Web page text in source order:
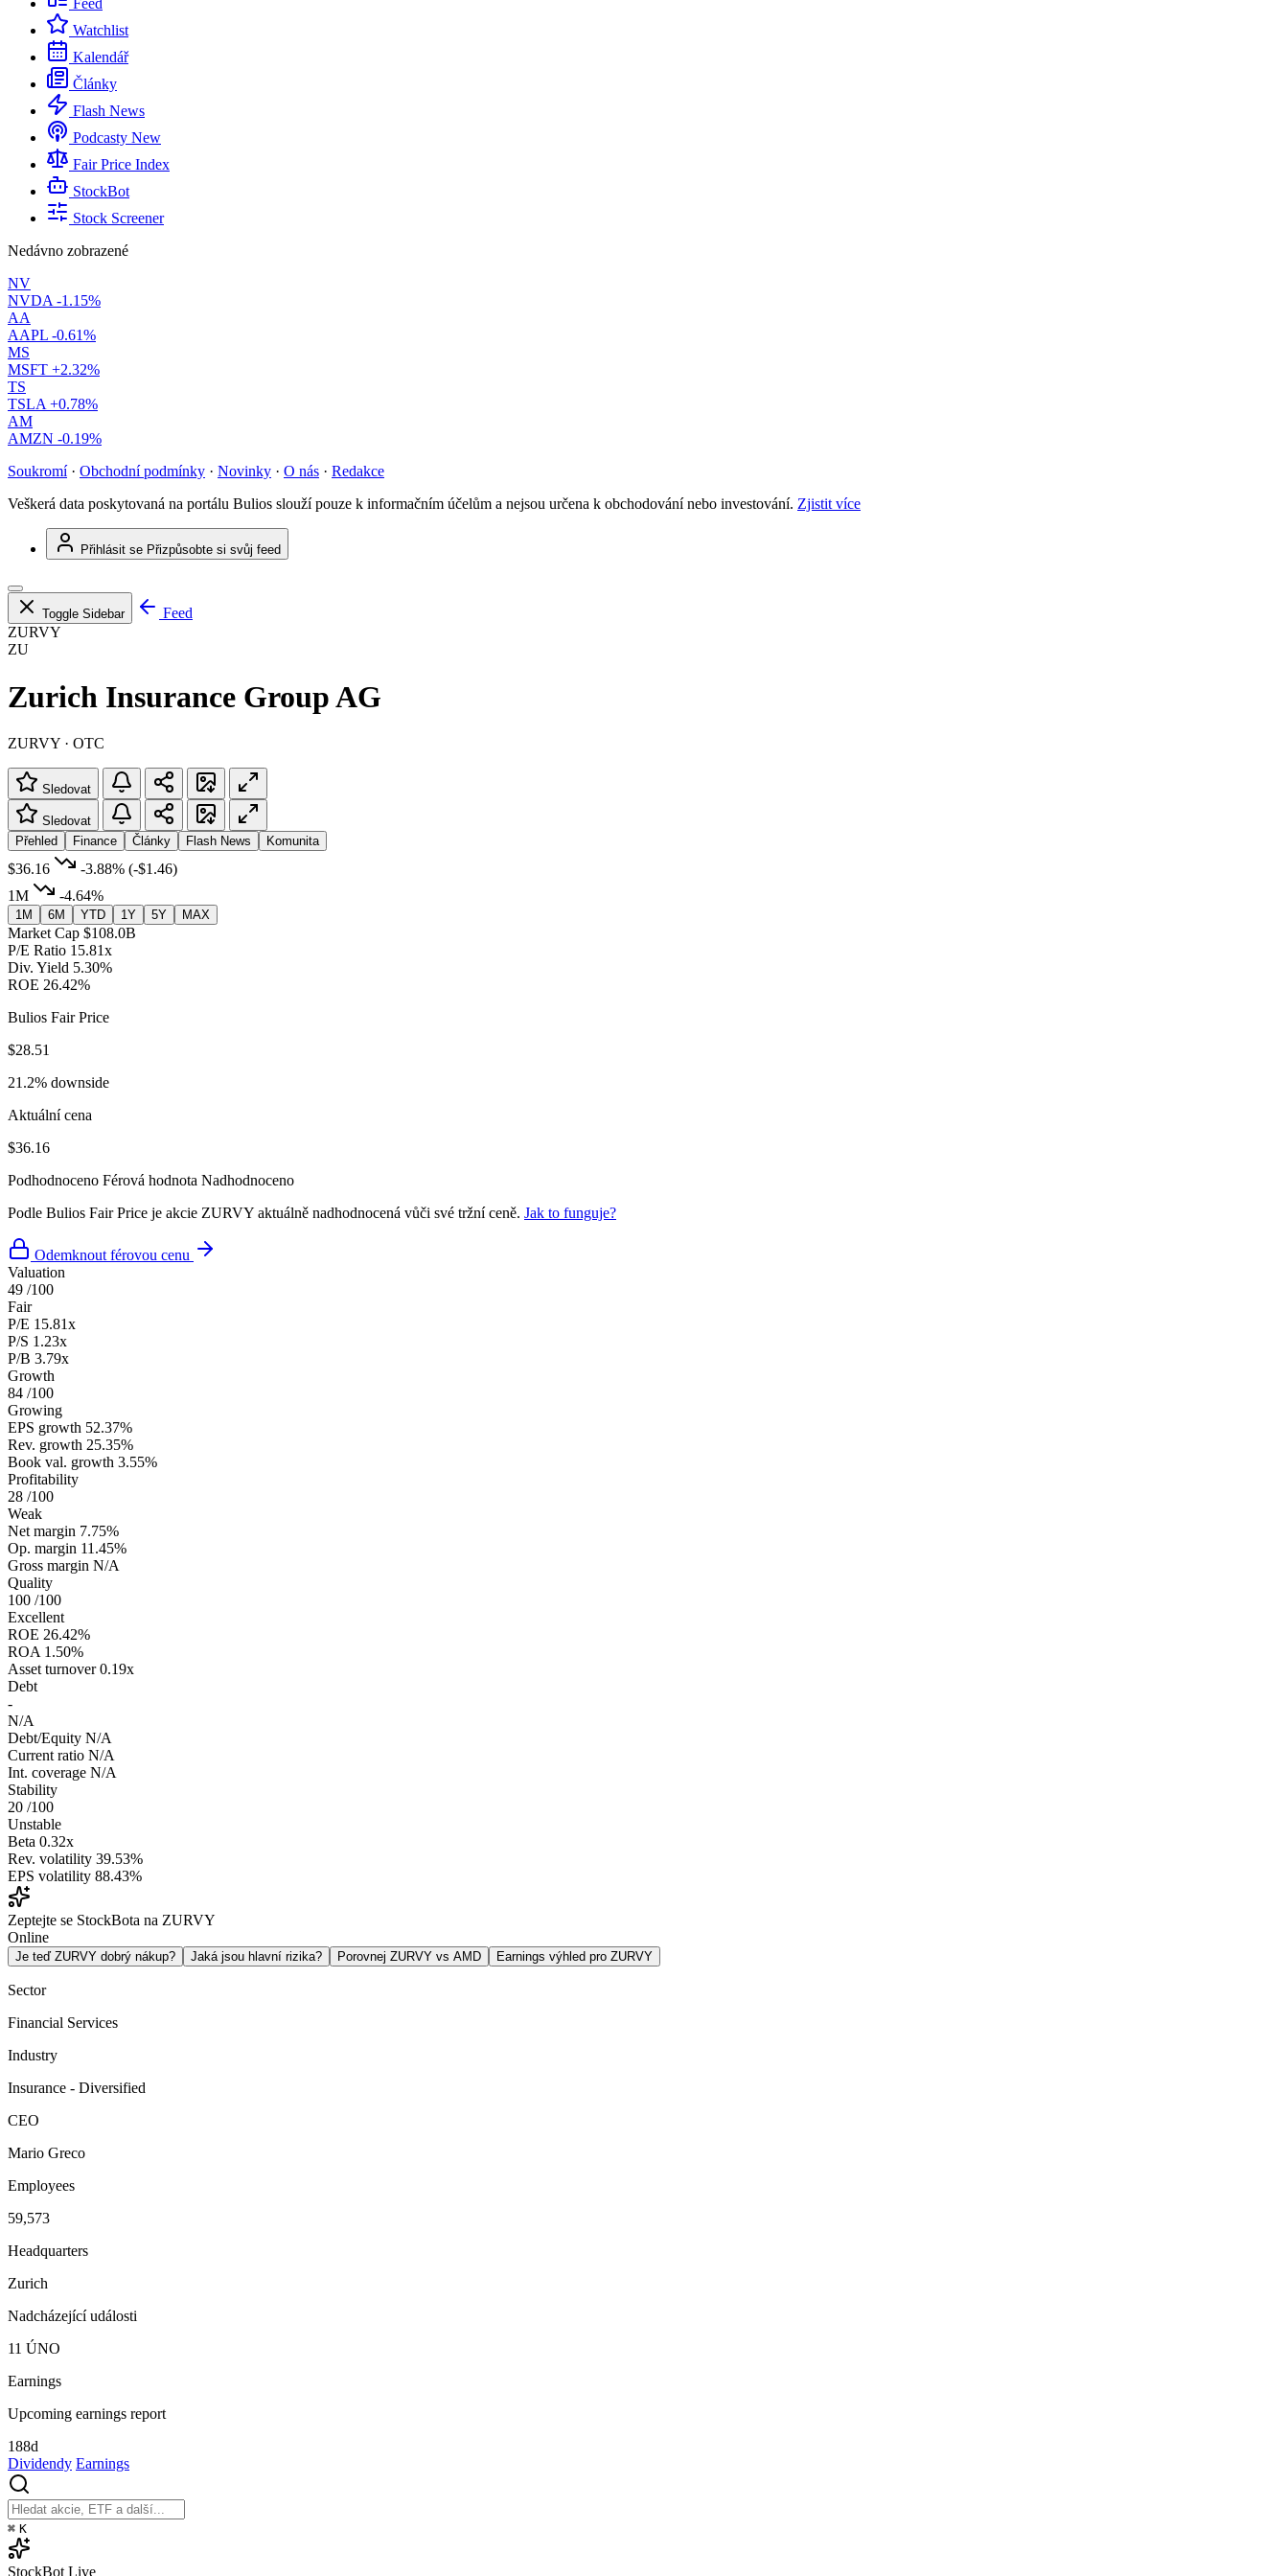
Feed
Watchlist
Kalendář
Články
Flash News
Podcasty New
Fair Price Index
StockBot
Stock Screener
Nedávno zobrazené
NV
NVDA -1.15%
AA
AAPL -0.61%
MS
MSFT +2.32%
TS
TSLA +0.78%
AM
AMZN -0.19%
Soukromí · Obchodní podmínky · Novinky · O nás · Redakce
Veškerá data poskytovaná na portálu Bulios slouží pouze k informačním účelům a nejsou určena k obchodování nebo investování. Zjistit více
Přihlásit se Přizpůsobte si svůj feed
Toggle Sidebar
Feed
ZURVY
ZU
Zurich Insurance Group AG
ZURVY · OTC
Sledovat
Sledovat
Přehled
Finance Články Flash News Komunita
$36.16 -3.88% (-$1.46)
1M
-4.64%
1M 6M YTD 1Y 5Y MAX
Market Cap $108.0B
P/E Ratio 15.81x
Div. Yield 5.30%
ROE 26.42%
Bulios Fair Price
$28.51
21.2% downside
Aktuální cena
$36.16
Podhodnoceno Férová hodnota Nadhodnoceno
Podle Bulios Fair Price je akcie ZURVY aktuálně nadhodnocená vůči své tržní ceně. Jak to funguje?
Odemknout férovou cenu
Valuation
49 /100
Fair
P/E 15.81x
P/S 1.23x
P/B 3.79x
Growth
84 /100
Growing
EPS growth 52.37%
Rev. growth 25.35%
Book val. growth 3.55%
Profitability
28 /100
Weak
Net margin 7.75%
Op. margin 11.45%
Gross margin N/A
Quality
100 /100
Excellent
ROE 26.42%
ROA 1.50%
Asset turnover 0.19x
Debt
-
N/A
Debt/Equity N/A
Current ratio N/A
Int. coverage N/A
Stability
20 /100
Unstable
Beta 0.32x
Rev. volatility 39.53%
EPS volatility 88.43%
Zeptejte se StockBota na ZURVY
Online
Je teď ZURVY dobrý nákup? Jaká jsou hlavní rizika? Porovnej ZURVY vs AMD Earnings výhled pro ZURVY
Sector
Financial Services
Industry
Insurance - Diversified
CEO
Mario Greco
Employees
59,573
Headquarters
Zurich
Nadcházející události
11 ÚNO
Earnings
Upcoming earnings report
188d
Dividendy Earnings
⌘ K
StockBot Live